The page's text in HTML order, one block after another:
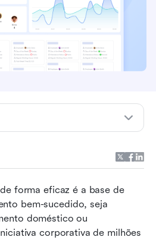
forma eficaz é a base de
bem-sucedido, seja
doméstico ou
corporativa de milhões
melhores aplicativos de
orçamento
softwares de